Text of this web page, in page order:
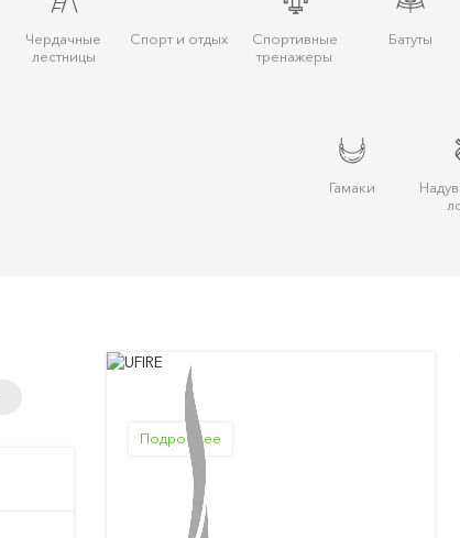
Чердачные
лестницы
Спорт и отдых
Спортивные
тренажеры
Батуты
Гамаки
Подробнее